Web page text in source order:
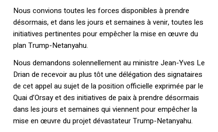
Votre panier est vide.
Nous convions toutes les forces disponibles à prendre
désormais, et dans les jours et semaines à venir, toutes les
initiatives pertinentes pour empêcher la mise en œuvre du
plan Trump-Netanyahu.
Nous demandons solennellement au ministre Jean-Yves Le
Drian de recevoir au plus tôt une délégation des signataires
de cet appel au sujet de la position officielle exprimée par le
Quai d’Orsay et des initiatives de paix à prendre désormais
dans les jours et semaines qui viennent pour empêcher la
mise en œuvre du projet dévastateur Trump-Netanyahu.